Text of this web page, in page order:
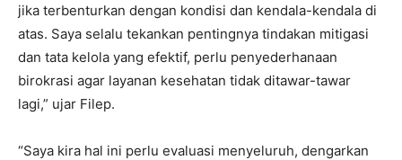
jika terbenturkan dengan kondisi dan kendala-kendala di
atas. Saya selalu tekankan pentingnya tindakan mitigasi
dan tata kelola yang efektif, perlu penyederhanaan
birokrasi agar layanan kesehatan tidak ditawar-tawar
lagi,” ujar Filep.
“Saya kira hal ini perlu evaluasi menyeluruh, dengarkan